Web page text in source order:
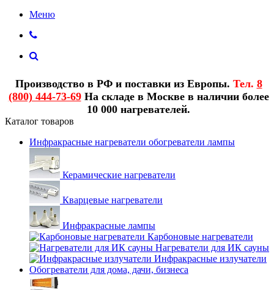
Меню
Производство в РФ и поставки из Европы. Тел. 8
(800) 444-73-69На складе в Москве в наличии более
10 000 нагревателей.
Каталог товаров
Инфракрасные нагреватели обогреватели лампы
Керамические нагреватели
Кварцевые нагреватели
Инфракрасные лампы
Карбоновые нагреватели
Нагреватели для ИК сауны
Инфракрасные излучатели
Обогреватели для дома, дачи, бизнеса